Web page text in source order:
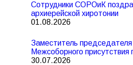
Сотрудники СОРОиК
архиерейской хиротонии
01.08.2026
Заместитель
Межсоборного
30.07.2026